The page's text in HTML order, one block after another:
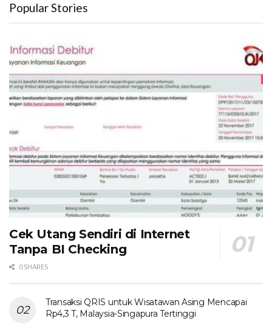
Popular Stories
Cek Utang Sendiri di Internet
Tanpa BI Checking
0 SHARES
Transaksi QRIS untuk Wisatawan Asing Mencapai
Rp4,3 T, Malaysia-Singapura Tertinggi